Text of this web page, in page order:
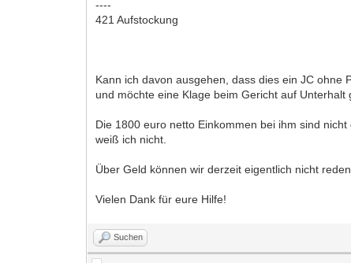
----
421 Aufstockung
Kann ich davon ausgehen, dass dies ein JC
und möchte eine Klage beim Gericht auf
Die 1800 euro netto Einkommen bei ihm sind
weiß ich nicht.
Über Geld können wir derzeit eigentlich nicht
Vielen Dank für eure Hilfe!
Suchen